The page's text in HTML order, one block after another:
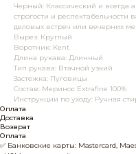
Черный: Классический и всегда
строгости и
деловых встреч или вечерних
Вырез: Круглый
Воротник: Kent
Длина рукава: Длинный
Тип рукава: Втачной узкий
Застежка: Пуговицы
Состав: Меринос Extrafine 100%
Инструкции по уходу: Ручная
Оплата
Доставка
Возврат
Оплата
✅ Банковские карты: Mastercard,